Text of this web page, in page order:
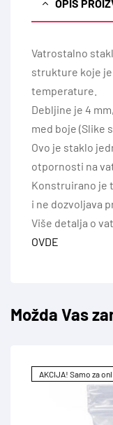
OPIS
Vatrostalno
strukture koje
temperature.
Debljine je 4
med boje (Slike
Ovo je staklo
otpornosti na
Konstruirano je
i ne dozvoljava
Više detalja o
OVDE
Možda Vas
AKCIJA! Samo za